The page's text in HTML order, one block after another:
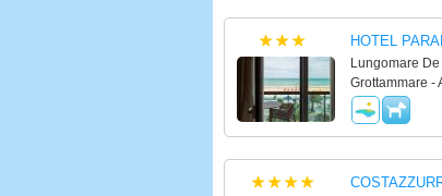
HOTEL
Lungomare
Grottammare -